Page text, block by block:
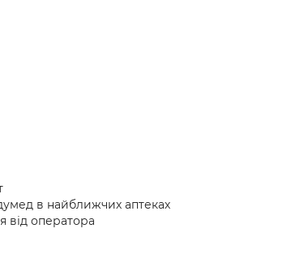
в найближчих аптеках
від оператора